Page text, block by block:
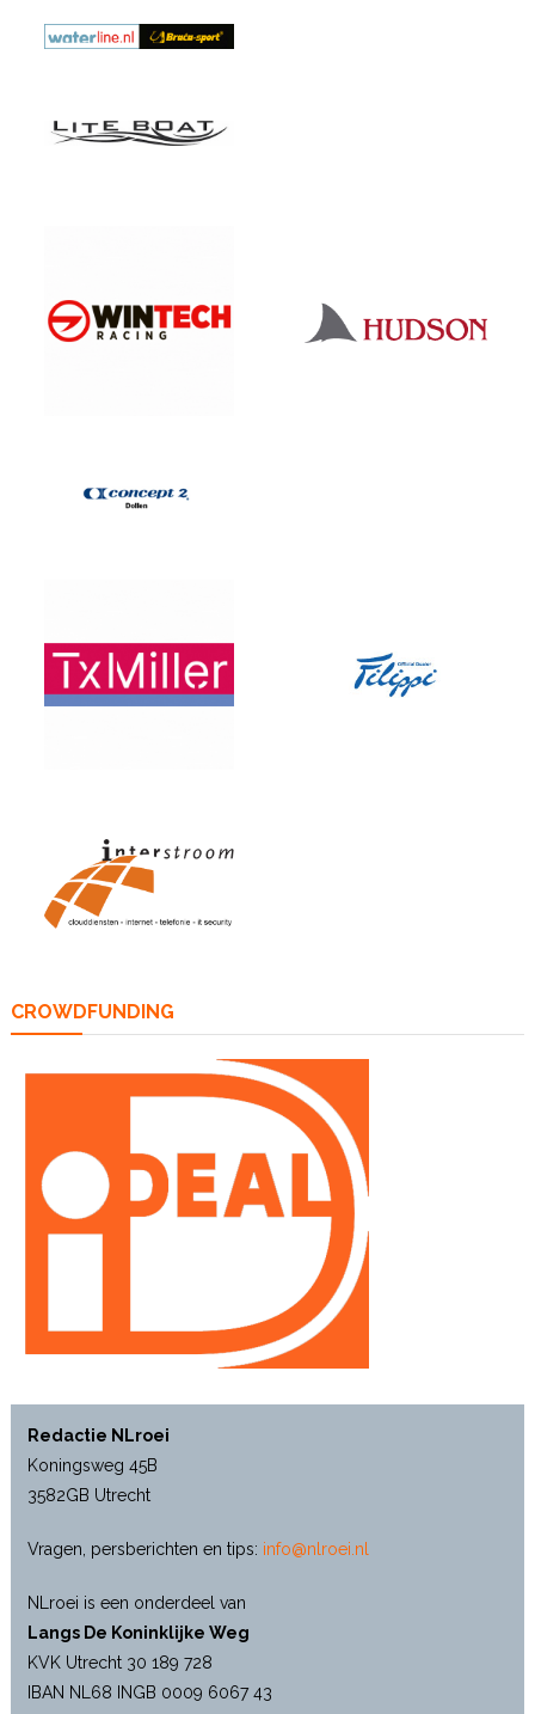
CROWDFUNDING
Redactie NLroei
Koningsweg 45B
3582GB Utrecht
Vragen, persberichten en tips: info@nlroei.nl
NLroei is een onderdeel van
Langs De Koninklijke Weg
KVK Utrecht 30 189 728
IBAN NL68 INGB 0009 6067 43